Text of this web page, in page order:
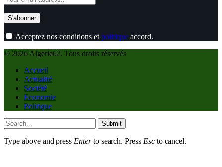
Acceptez nos conditions et politique accord.
© 2026 Algerie62. Tous droits réservés
Accueil
Actualité
Société
Economie
Politique
Submit
Type above and press Enterto search. Press Esc to cancel.